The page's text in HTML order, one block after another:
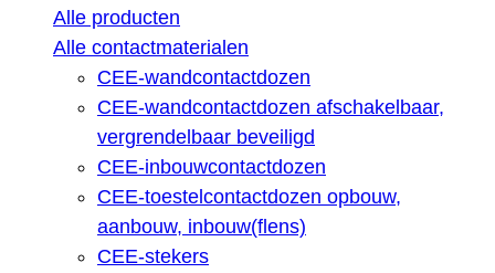
Alle producten
Alle contactmaterialen
CEE-wandcontactdozen
CEE-wandcontactdozen afschakelbaar,
vergrendelbaar beveiligd
CEE-inbouwcontactdozen
CEE-toestelcontactdozen opbouw,
aanbouw, inbouw(flens)
CEE-stekers